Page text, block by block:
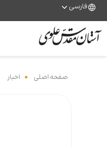
فارسی
صفحه اصلی اخبار